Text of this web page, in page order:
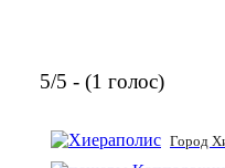
5/5 - (1 голос)
Город